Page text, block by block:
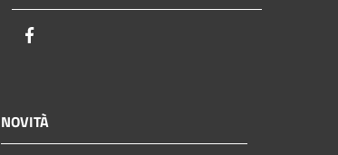
NOVITÀ